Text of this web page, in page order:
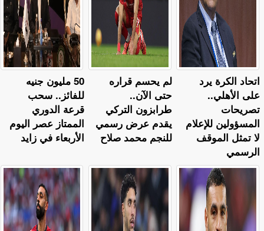
50 مليون جنيه
للفائز.. سحب
قرعة الدوري
الممتاز عصر اليوم
الأربعاء في زايد
لم يحسم قراره
حتى الآن..
طرابزون التركي
يقدم عرض رسمي
للنجم محمد صلاح
اتحاد الكرة يرد
على الأهلي..
تصريحات
المسؤولين للإعلام
لا تمثل الموقف
الرسمي